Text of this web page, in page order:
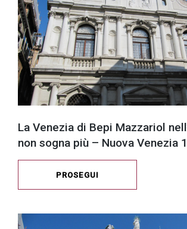
La Venezia di Bepi Mazzariol
non sogna più – Nuova Venezia
PROSEGUI